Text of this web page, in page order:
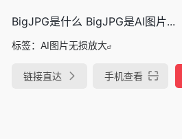
BigJPG是什么 BigJPG是AI图片...
标签： AI图片无损放大
链接直达 手机查看